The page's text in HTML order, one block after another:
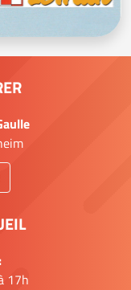
17h